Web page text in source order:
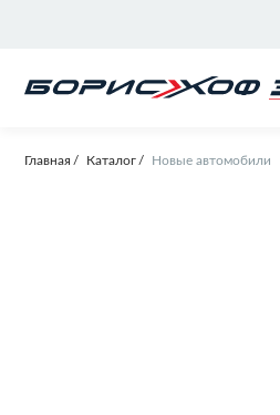
Главная Каталог Новые автомобили